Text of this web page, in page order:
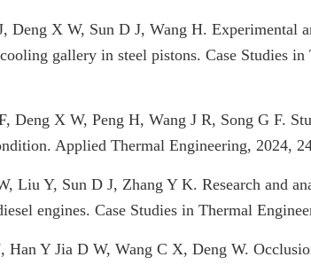
Deng X W, Sun D J, Wang H. Experimental
gallery in steel pistons. Case Studies
Deng X W, Peng H, Wang J R, Song G F.
Applied Thermal Engineering, 2024,
Liu Y, Sun D J, Zhang Y K. Research and
engines. Case Studies in Thermal
, Han Y Jia D W, Wang C X, Deng W.